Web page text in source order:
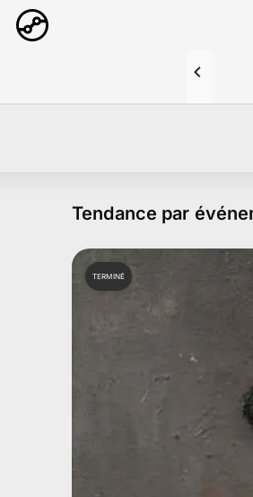
Aller au contenu principal
Tendance par
TERMINÉ